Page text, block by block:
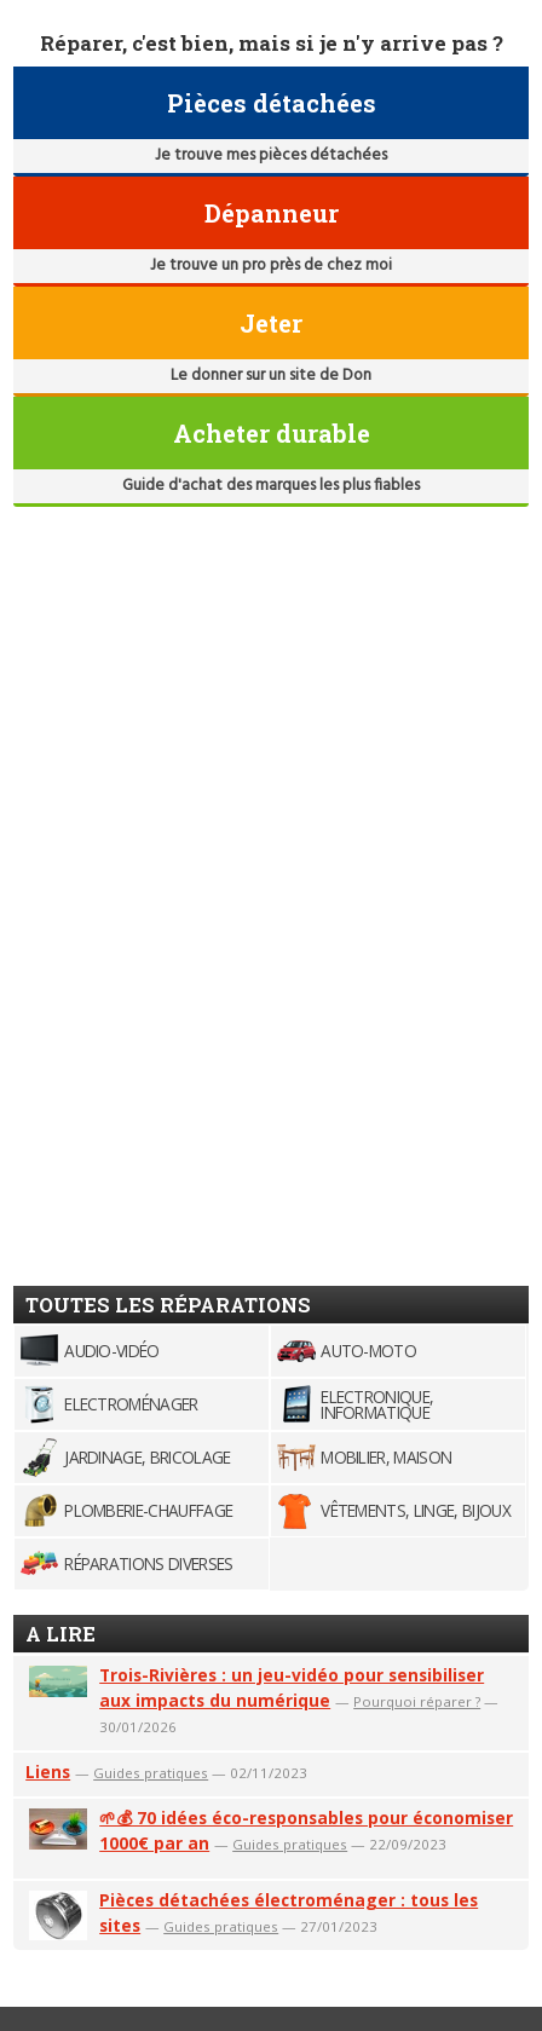
Réparer, c'est bien, mais si je n'y arrive pas ?
Pièces détachées
Je trouve mes pièces détachées
Dépanneur
Je trouve un pro près de chez moi
Jeter
Le donner sur un site de Don
Acheter durable
Guide d'achat des marques les plus fiables
TOUTES LES RÉPARATIONS
AUDIO-VIDÉO AUTO-MOTO
ELECTROMÉNAGER ELECTRONIQUE,
INFORMATIQUE
JARDINAGE, BRICOLAGE
MOBILIER, MAISON
PLOMBERIE-CHAUFFAGE VÊTEMENTS, LINGE, BIJOUX
RÉPARATIONS DIVERSES
A LIRE
Trois-Rivières : un jeu-vidéo pour sensibiliser
aux impacts du numérique — Pourquoi réparer ? —
30/01/2026
Liens — Guides pratiques — 02/11/2023
🌱💰 70 idées éco-responsables pour économiser
1000€ par an — Guides pratiques — 22/09/2023
Pièces détachées électroménager : tous les
sites — Guides pratiques — 27/01/2023